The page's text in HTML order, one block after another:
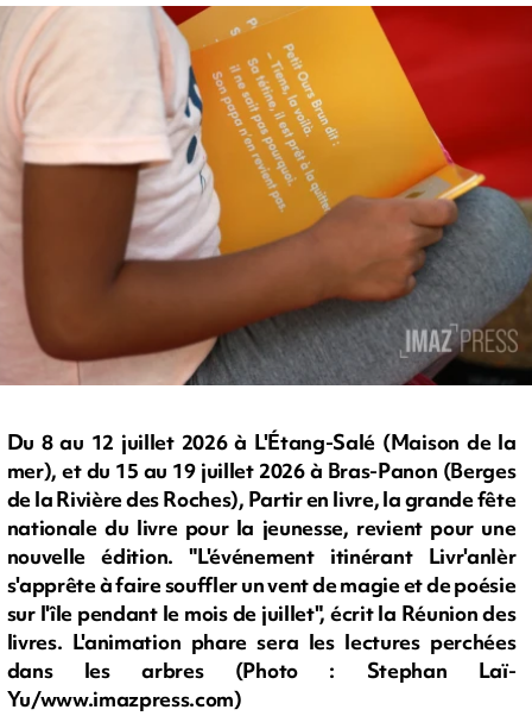
Du 8 au 12 juillet 2026 à L'Étang-Salé (Maison de la
mer), et du 15 au 19 juillet 2026 à Bras-Panon (Berges
de la Rivière des Roches), Partir en livre, la grande fête
nationale du livre pour la jeunesse, revient pour une
nouvelle édition. "L'événement itinérant Livr'anlèr
s'apprête à faire souffler un vent de magie et de poésie
sur l'île pendant le mois de juillet", écrit la Réunion des
livres. L'animation phare sera les lectures perchées
dans les arbres (Photo : Stephan Laï-
Yu/www.imazpress.com)